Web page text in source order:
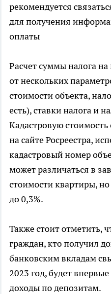
рекомендуется
для получения
оплаты
Расчет суммы налога
от нескольких
стоимости объекта,
есть), ставки налога и
Кадастровую
на сайте Росреестра,
кадастровый номер
может различаться в
стоимости квартиры,
до 0,3%.
Также стоит отметить,
граждан, кто получил
банковским вкладам
2023 год, будет
доходы по депозитам.